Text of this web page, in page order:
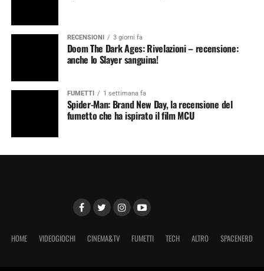
RECENSIONI 3 giorni fa
Doom The Dark Ages: Rivelazioni – recensione:
anche lo Slayer sanguina!
FUMETTI 1 settimana fa
Spider-Man: Brand New Day, la recensione del
fumetto che ha ispirato il film MCU
HOME VIDEOGIOCHI CINEMA&TV FUMETTI TECH ALTRO SPACENERD